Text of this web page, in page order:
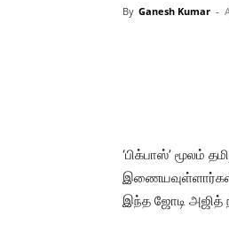
By Ganesh Kumar -
‘பிக்பாஸ்’ மூலம்
இணையவுள்ளார்கள்.
இந்த ஜோடி அஜித்